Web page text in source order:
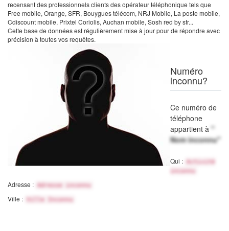
recensant des professionnels clients des opérateur téléphonique tels que
Free mobile, Orange, SFR, Bouygues télécom, NRJ Mobile, La poste mobile,
Cdiscount mobile, Prixtel Coriolis, Auchan mobile, Sosh red by sfr...
Cette base de données est régulièrement mise à jour pour de répondre avec
précision à toutes vos requêtes.
Numéro
inconnu?
Ce numéro de
téléphone
appartient à "
Nom inconnu"
Qui :
Activité
inconnu
Adresse : Adresse inconnu
Ville : Ville Inconnu